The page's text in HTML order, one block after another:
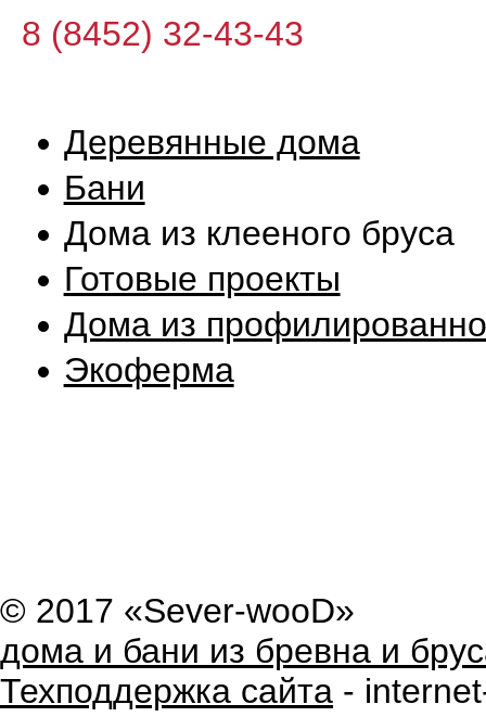
8 (8452) 32-43-43
Деревянные дома
Бани
Дома из клееного бруса
Готовые проекты
Дома из
Экоферма
© 2017 «Sever-wooD»
дома и бани из бревна и
Техподдержка сайта -